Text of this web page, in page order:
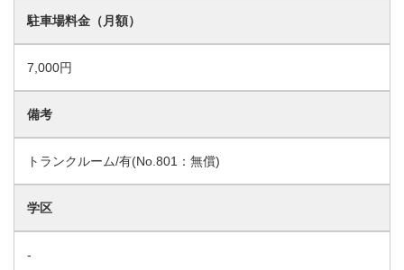
駐車場料金（月額）
7,000円
備考
トランクルーム/有(No.801：無償)
学区
-